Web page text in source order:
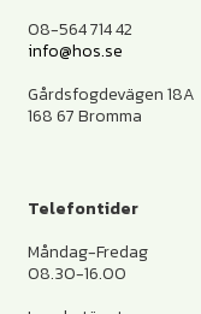
08-564 714 42
info@hos.se
Gårdsfogdevägen 18A
168 67 Bromma
Telefontider
Måndag-Fredag
08.30-16.00